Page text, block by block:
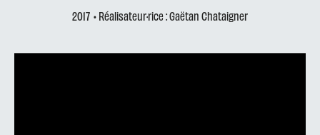
2017 • Réalisateur·rice : Gaëtan Chataigner